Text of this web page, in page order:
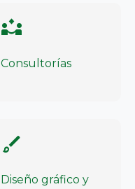
partner_exchange
Consultorías
brush
Diseño gráfico y